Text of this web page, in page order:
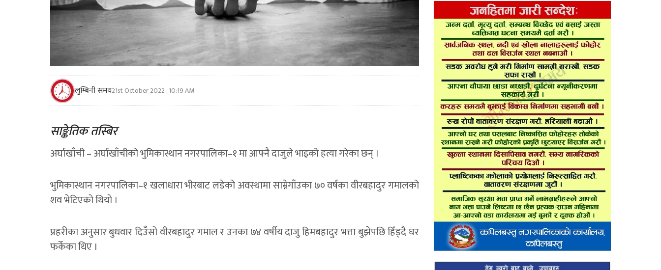
लुम्बिनी समय21st October 2022 , 10:19 AM
साङ्केतिक तस्बिर
अर्घाखाँची – अर्घाखाँचीको भुमिकास्थान नगरपालिका–१ मा आफ्नै दाजुले भाइको हत्या गरेका छन् ।
भुमिकास्थान नगरपालिका–१ खलाधारा भीरबाट लडेको अवस्थामा साम्नेगाँउका ७० वर्षका वीरबहादुर गमालको
शव भेटिएको थियो ।
प्रहरीका अनुसार बुधवार दिउँसो वीरबहादुर गमाल र उनका ७४ वर्षीय दाजु हिमबहादुर भत्ता बुझेपछि हिँड्दै घर
फर्केका थिए ।